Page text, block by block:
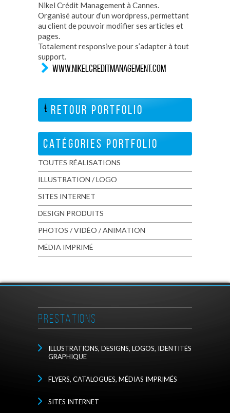
Nikel Crédit Management à Cannes.
Organisé autour d’un wordpress, permettant
au client de pouvoir modifier ses articles et
pages.
Totalement responsive pour s’adapter à tout
support.
WWW.NIKELCREDITMANAGEMENT.COM
RETOUR PORTFOLIO
CATÉGORIES PORTFOLIO
TOUTES RÉALISATIONS
ILLUSTRATION / LOGO
SITES INTERNET
DESIGN PRODUITS
PHOTOS / VIDÉO / ANIMATION
MÉDIA IMPRIMÉ
PRESTATIONS
ILLUSTRATIONS, DESIGNS, LOGOS, IDENTITÉS
GRAPHIQUE
FLYERS, CATALOGUES, MÉDIAS IMPRIMÉS
SITES INTERNET